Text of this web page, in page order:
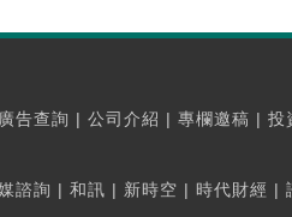
廣告查詢 | 公司介紹 | 專欄邀稿 | 投
諮詢 | 和訊 | 新時空 | 時代財經 |